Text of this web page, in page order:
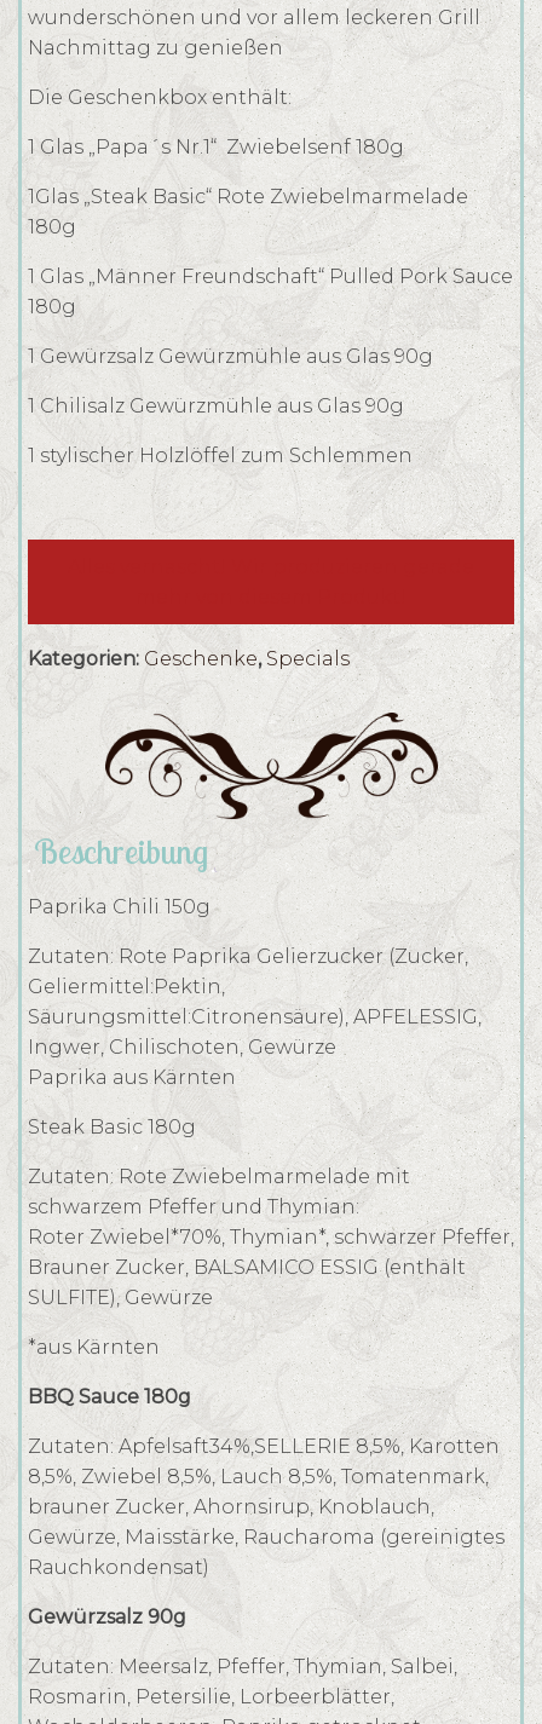
wunderschönen und vor allem leckeren Grill
Nachmittag zu genießen
Die Geschenkbox enthält:
1 Glas „Papa´s Nr.1“ Zwiebelsenf 180g
1Glas „Steak Basic“ Rote Zwiebelmarmelade
180g
1 Glas „Männer Freundschaft“ Pulled Pork Sauce
180g
1 Gewürzsalz Gewürzmühle aus Glas 90g
1 Chilisalz Gewürzmühle aus Glas 90g
1 stylischer Holzlöffel zum Schlemmen
Kategorien: Geschenke, Specials
Beschreibung
Paprika Chili 150g
Zutaten: Rote Paprika Gelierzucker (Zucker,
Geliermittel:Pektin,
Säurungsmittel:Citronensäure), APFELESSIG,
Ingwer, Chilischoten, Gewürze
Paprika aus Kärnten
Steak Basic 180g
Zutaten: Rote Zwiebelmarmelade mit
schwarzem Pfeffer und Thymian:
Roter Zwiebel*70%, Thymian*, schwarzer Pfeffer,
Brauner Zucker, BALSAMICO ESSIG (enthält
SULFITE), Gewürze
*aus Kärnten
BBQ Sauce 180g
Zutaten: Apfelsaft34%,SELLERIE 8,5%, Karotten
8,5%, Zwiebel 8,5%, Lauch 8,5%, Tomatenmark,
brauner Zucker, Ahornsirup, Knoblauch,
Gewürze, Maisstärke, Raucharoma (gereinigtes
Rauchkondensat)
Gewürzsalz 90g
Zutaten: Meersalz, Pfeffer, Thymian, Salbei,
Rosmarin, Petersilie, Lorbeerblätter,